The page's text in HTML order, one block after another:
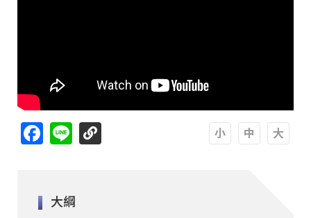
Facebook
Line
大綱